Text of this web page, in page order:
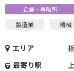
企業・事務所
製造業 機械
エリア
最寄り駅